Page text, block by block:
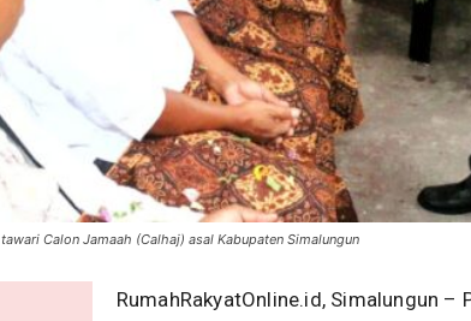
Calon Jamaah (Calhaj) asal Kabupaten Simalungun
RumahRakyatOnline.id, Simalungun